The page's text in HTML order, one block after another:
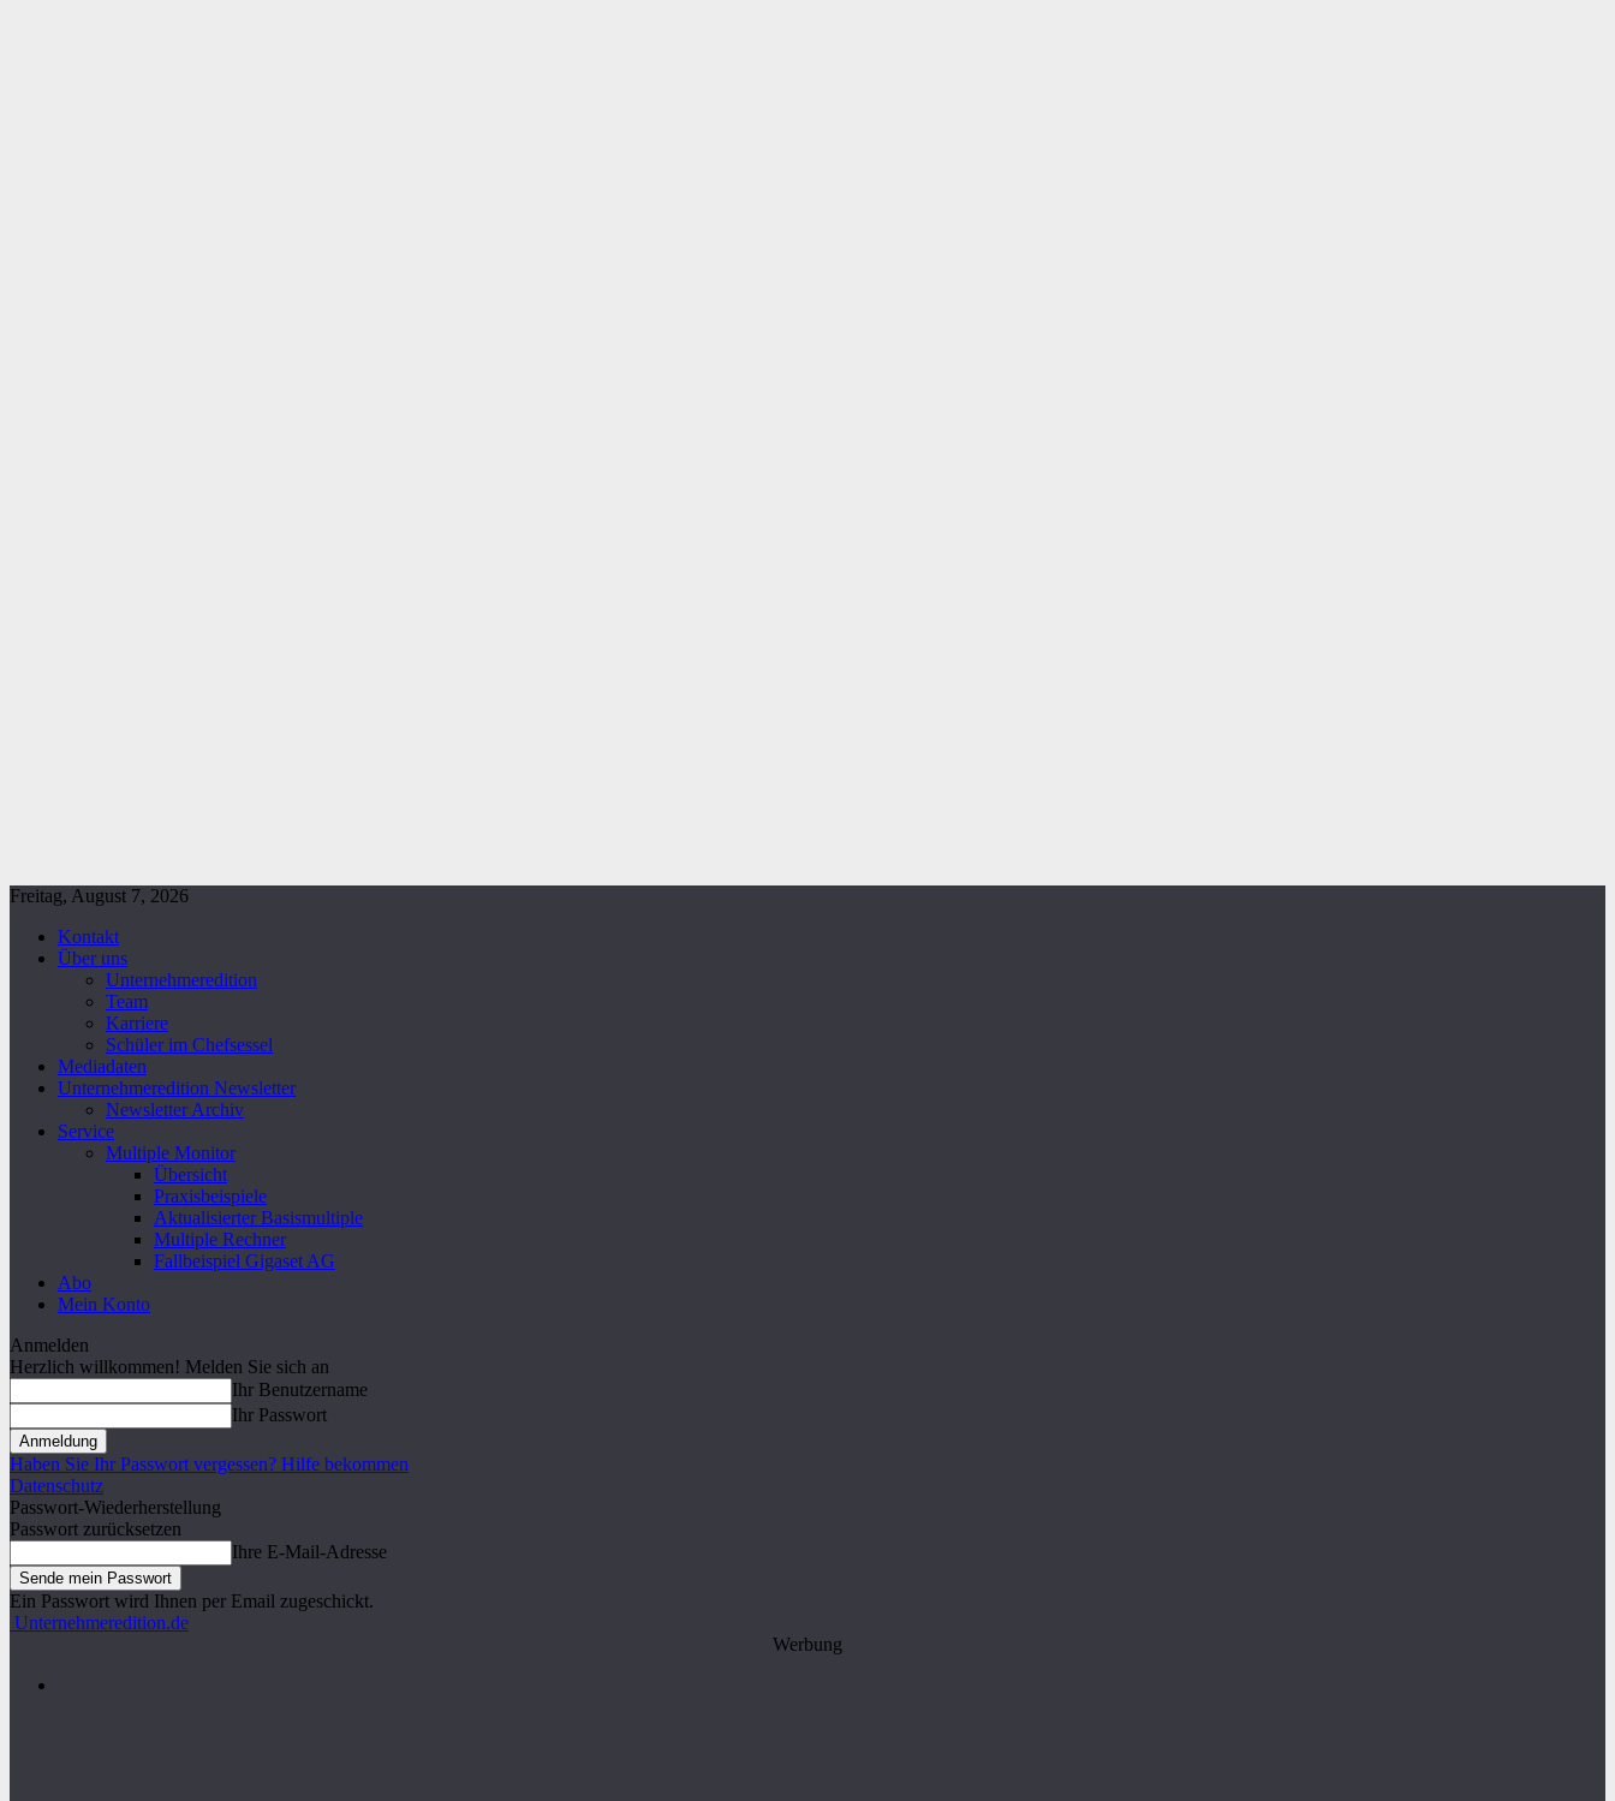
Freitag, August 7, 2026
Kontakt
Über uns
Unternehmeredition
Team
Karriere
Schüler im Chefsessel
Mediadaten
Unternehmeredition Newsletter
Newsletter Archiv
Service
Multiple Monitor
Übersicht
Praxisbeispiele
Aktualisierter Basismultiple
Multiple Rechner
Fallbeispiel Gigaset AG
Abo
Mein Konto
Anmelden
Herzlich willkommen! Melden Sie sich an
Ihr Benutzername
Ihr Passwort
Haben Sie Ihr Passwort vergessen? Hilfe bekommen
Datenschutz
Passwort-Wiederherstellung
Passwort zurücksetzen
Ihre E-Mail-Adresse
Ein Passwort wird Ihnen per Email zugeschickt.
Unternehmeredition.de
Werbung